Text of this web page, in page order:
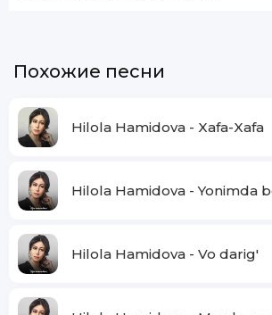
Похожие песни
Hilola Hamidova - Xafa-Xafa
Hilola Hamidova - Yonimda
Hilola Hamidova - Vo darig'